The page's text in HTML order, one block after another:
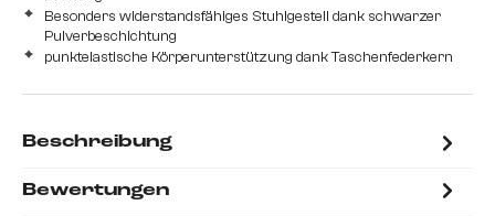
Besonders widerstandsfähiges Stuhlgestell dank schwarzer
Pulverbeschichtung
punktelastische Körperunterstützung dank Taschenfederkern
Beschreibung
Bewertungen